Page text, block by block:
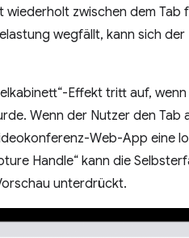
wiederholt zwischen dem
wegfällt, kann sich
Effekt tritt auf,
Wenn der Nutzer den
Web-App eine
Handle“ kann die
unterdrückt.